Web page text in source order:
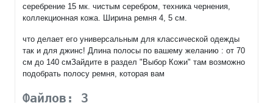
серебрение 15 мк. чистым серебром, техника чернения,
коллекционная кожа. Ширина ремня 4, 5 см.
что делает его универсальным для классической одежды
так и для джинс! Длина полосы по вашему желанию : от 70
см до 140 смЗайдите в раздел "Выбор Кожи" там возможно
подобрать полосу ремня, которая вам
Файлов: 3